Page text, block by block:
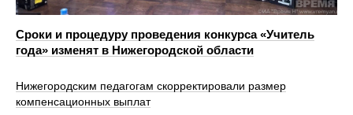
Сроки и процедуру проведения конкурса «Учитель
года» изменят в Нижегородской области
Нижегородским педагогам скорректировали размер
компенсационных выплат